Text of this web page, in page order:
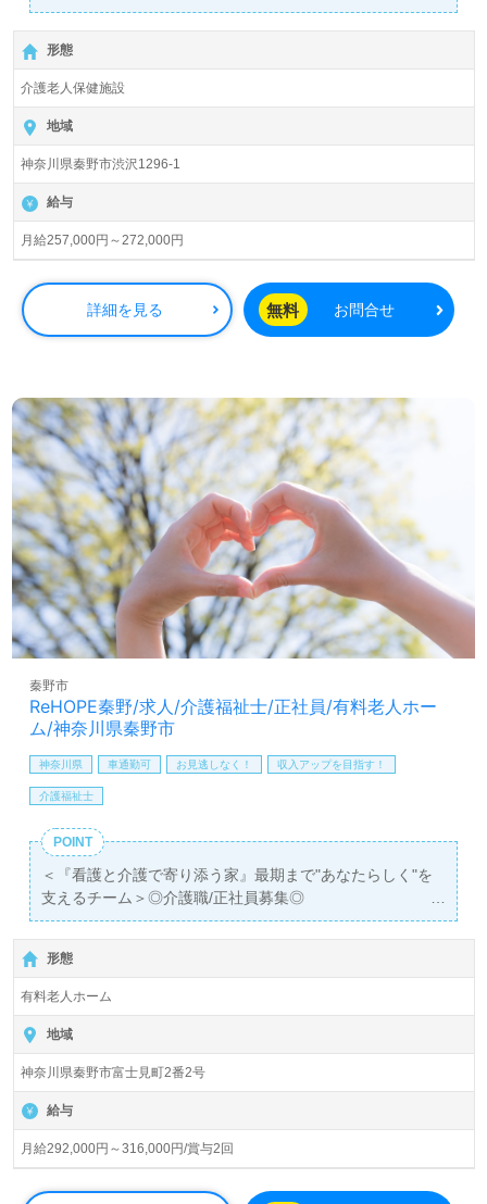
【月給257,000円～272,000円】＊初任者研修以上有資格者
向け求人＊『渋沢駅』徒歩20分。お車通勤可能です。
入居定員148名（従来型個室/多床室）『介護老人保健施設
めぐみの里』医療法人社団 佑樹会（本部：東京都昭島市）
様の運営です。東京都、神奈川県を中心に介護老人保健施
設、通所リハビリテーション、ショートステイ、居宅介護
支援事業所を展開されています。基本理念『希望と生きが
いのある医療福祉の創造』を掲げていらっしゃる法人様で
す。
◎幅広い年齢層の職員様が活躍中！ショートステイ、通所
リハビリテーション併設の事業所様！◎
看護助手や介護職経験のある方をお迎えします。介護老人
保健施設での勤務経験は問いません。先輩職員様からの丁
できるカルチャーもおすすめポイント！『ご利用者様のお
役に立ちたい、経験を活かしたい』『風通しの良い職場で
働きたい』『仕事を通じて成長したい、専門性を高めた
い』『転職で収入アップ、キャリアアップを実現したい』
『施設形態、環境を変えて働きたい』等の方も大歓迎で
す。募集詳細や選考フロー等、担当コンサルタントよりご
案内します。お問い合わせも遠慮なくお願いします。
医療/福祉業界の正社員/パート求人探しは【ウィルオブ介
護】＊求人情報収集、将来的に検討の方も遠慮なく＊
LINE、メール、お電話などご希望に応じてお問い合わせ/ご
相談可能です。転職相談、求人紹介、年収交渉など完全無
あり！＞"転職支援"のプロと一緒に転職活動！お問い合わ
せお待ちしております。
形態
介護老人保健施設
地域
神奈川県秦野市渋沢1296-1
給与
月給257,000円～272,000円
詳細を見る 無料 お問合せ
ReHOPE秦野/求人/介護福祉士/正社員/有料老人ホー
ム/神奈川県秦野市
秦野市
神奈川県 車通勤可 お見逃しなく！ 収入アップを目指す！
介護福祉士
POINT
＜『看護と介護で寄り添う家』最期まで"あなたらしく"を
支えるチーム＞◎介護職/正社員募集◎
【月給292,000円～316,000円/賞与2回】＊介護福祉士有資
格者向け求人＊『秦野駅』徒歩20分。お車通勤可能です。
入居定員30名（30室/全室個室）『ReHOPE秦野』CUC
HOSPICE/株式会社シーユーシー・ホスピス（本社：東京
都港区）様の運営です。北海道、東北、関東、東海、関西
エリアにホスピス型住宅施設、訪問看護事業所、訪問介護
事業所、居宅介護、重度訪問看護事業を展開されていま
す。
◎ご利用者様、ご家族様、介護職のあなたとかけがえのな
い時間。ここでしか経験できない『ありがとう』を心に咲
かせて！◎
形態
有料老人ホーム
地域
神奈川県秦野市富士見町2番2号
給与
月給292,000円～316,000円/賞与2回